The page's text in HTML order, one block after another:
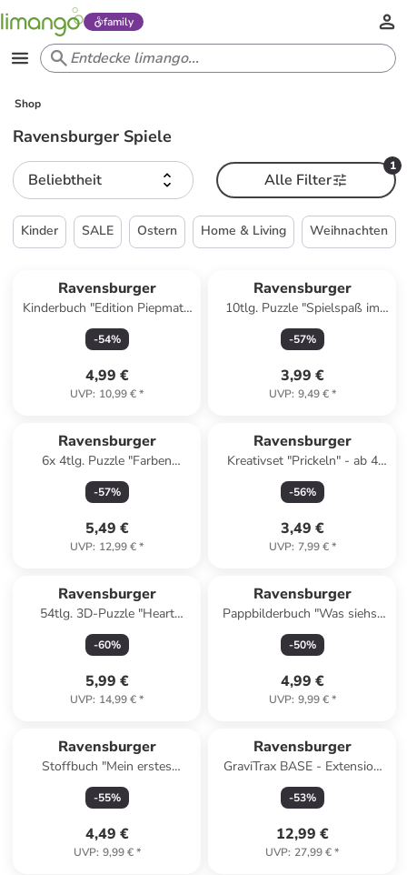
family
Shop
Ravensburger Spiele
Beliebtheit
1
Alle Filter
Kinder SALE Ostern Home & Living Weihnachten
Ravensburger
Kinderbuch "Edition Piepmatz:
Wenn ich groß bin, kann ich
alles werden"
-54%
4,99 €
UVP: 10,99 €*
Ravensburger
10tlg. Puzzle "Spielspaß im
Garten" - ab 3 Jahren
-57%
3,99 €
UVP: 9,49 €*
Ravensburger
6x 4tlg. Puzzle "Farben
lernen" - ab 2 Jahren
-57%
5,49 €
UVP: 12,99 €*
Ravensburger
Kreativset "Prickeln" - ab 4
Jahren
-56%
3,49 €
UVP: 7,99 €*
Ravensburger
54tlg. 3D-Puzzle "Heart
Frozen 2" - ab 8 Jahren
-60%
5,99 €
UVP: 14,99 €*
Ravensburger
Pappbilderbuch "Was siehst
du? Klapp auf, klapp zu! Meine
Fahrzeuge"
-50%
4,99 €
UVP: 9,99 €*
Ravensburger
Stoffbuch "Mein erstes
Knisterbuch"
-55%
4,49 €
UVP: 9,99 €*
Ravensburger
GraviTrax BASE - Extension
Building - ab 8 Jahren
-53%
12,99 €
UVP: 27,99 €*